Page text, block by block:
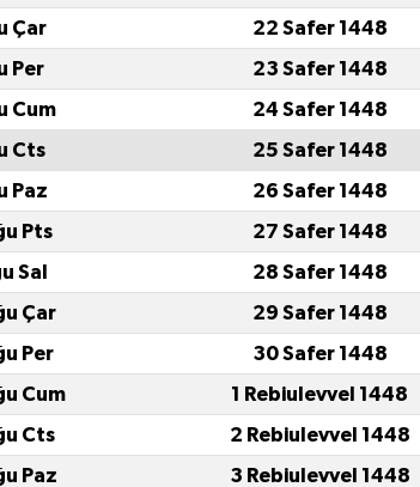
Çar
22 Safer 1448
Per
23 Safer 1448
Cum
24 Safer 1448
Cts
25 Safer 1448
Paz
26 Safer 1448
Pts
27 Safer 1448
Sal
28 Safer 1448
Çar
29 Safer 1448
Per
30 Safer 1448
Cum
1 Rebiulevvel 1448
Cts
2 Rebiulevvel 1448
Paz
3 Rebiulevvel 1448